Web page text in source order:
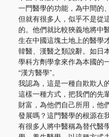
一門醫學的功能，為中間的
但就有很多人，似乎不是從
的。他們就比較狹義地將中
生在中國這塊土地上的醫學
韓醫、漢醫之類說辭。如日
學科方劑學拿來作為本國的
“漢方醫學”。
我認為，這是一種自欺欺人
這樣一種方式，把我們的先
財富，為他們自己所用，他
發展嗎？這門醫學的根源在
有很多人將中醫稱為替代醫